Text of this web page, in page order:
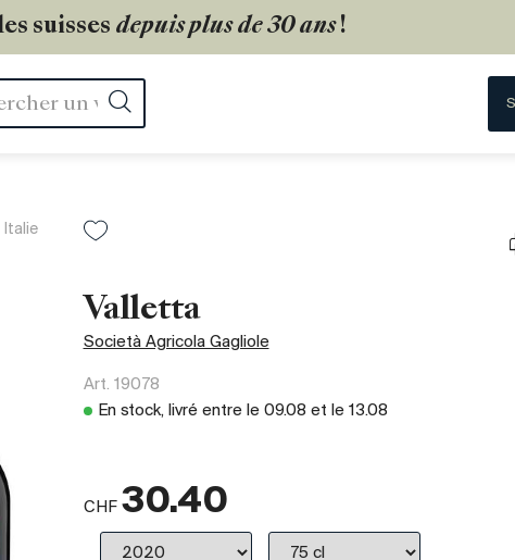
suisses depuis plus de 30 ans!
Italie
Valletta
Società Agricola Gagliole
Art. 19078
En stock, livré entre le 09.08 et le 13.08
CHF 30.40